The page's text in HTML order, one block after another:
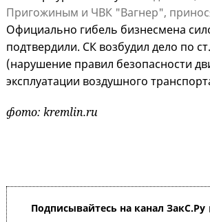
Пригожиным и ЧВК "Вагнер",
Официально гибель бизнесмена
подтвердили. СК возбудил дело по
(нарушение правил безопасности
эксплуатации воздушного
фото: kremlin.ru
Подписывайтесь на канал ЗакС.Ру